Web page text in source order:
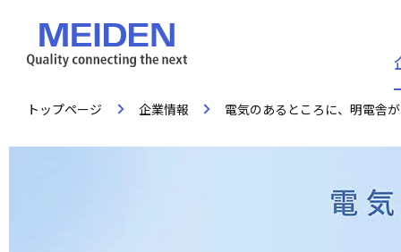
トップページ 企業情報 電気のあるところに、明電舎